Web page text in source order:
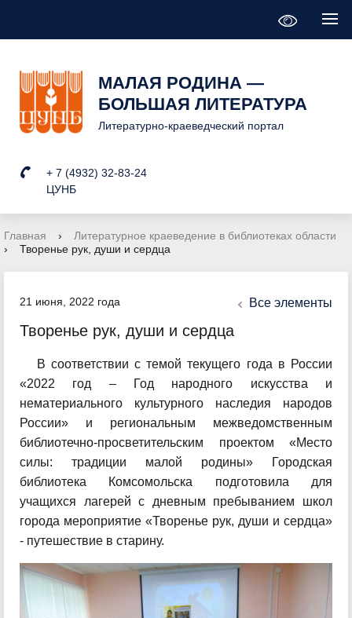
МАЛАЯ РОДИНА —
БОЛЬШАЯ ЛИТЕРАТУРА
Литературно-краеведческий портал
+ 7 (4932) 32-83-24
ЦУНБ
Главная ›
Литературное краеведение в библиотеках области
›
Творенье рук, души и сердца
21 июня, 2022 года Все элементы
Творенье рук, души и сердца
В соответствии с темой текущего года в России
«2022 год – Год народного искусства и
нематериального культурного наследия народов
России» и региональным межведомственным
библиотечно-просветительским проектом «Место
силы: традиции малой родины» Городская
библиотека Комсомольска подготовила для
учащихся лагерей с дневным пребыванием школ
города мероприятие «Творенье рук, души и сердца»
- путешествие в старину.